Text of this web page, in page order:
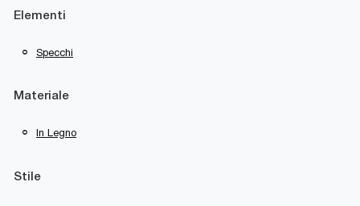
Elementi
Specchi
Materiale
In Legno
Stile